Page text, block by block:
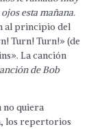
esta mañana.
al principio del
Turn! Turn!» (de
La canción
de Bob
no quiera
los repertorios